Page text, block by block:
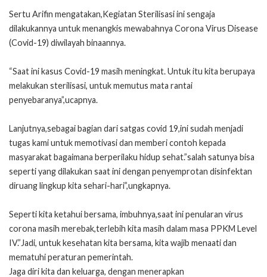
Sertu Arifin mengatakan,Kegiatan Sterilisasi ini sengaja
dilakukannya untuk menangkis mewabahnya Corona Virus Disease
(Covid-19) diwilayah binaannya.
“Saat ini kasus Covid-19 masih meningkat. Untuk itu kita berupaya
melakukan sterilisasi, untuk memutus mata rantai
penyebaranya”,ucapnya.
Lanjutnya,sebagai bagian dari satgas covid 19,ini sudah menjadi
tugas kami untuk memotivasi dan memberi contoh kepada
masyarakat bagaimana berperilaku hidup sehat.”salah satunya bisa
seperti yang dilakukan saat ini dengan penyemprotan disinfektan
diruang lingkup kita sehari-hari”,ungkapnya.
Seperti kita ketahui bersama, imbuhnya,saat ini penularan virus
corona masih merebak,terlebih kita masih dalam masa PPKM Level
IV.”Jadi, untuk kesehatan kita bersama, kita wajib menaati dan
mematuhi peraturan pemerintah.
Jaga diri kita dan keluarga, dengan menerapkan